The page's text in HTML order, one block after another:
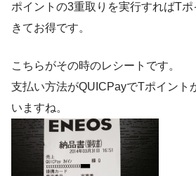
ポイントの3重取りを実行すればT
きてお得です。
こちらがその時のレシートです。
支払い方法がQUICPayでTポイント
いますね。